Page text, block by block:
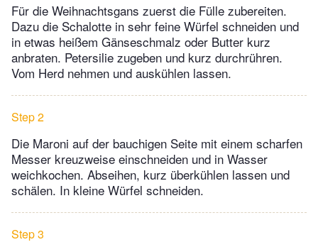
Für die Weihnachtsgans zuerst die Fülle zubereiten.
Dazu die Schalotte in sehr feine Würfel schneiden und
in etwas heißem Gänseschmalz oder Butter kurz
anbraten. Petersilie zugeben und kurz durchrühren.
Vom Herd nehmen und auskühlen lassen.
Step 2
Die Maroni auf der bauchigen Seite mit einem scharfen
Messer kreuzweise einschneiden und in Wasser
weichkochen. Abseihen, kurz überkühlen lassen und
schälen. In kleine Würfel schneiden.
Step 3